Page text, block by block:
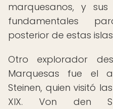
marquesanos, y
fundamentales
posterior de estas
Otro explorador
Marquesas fue el
Steinen, quien visitó
XIX. Von den